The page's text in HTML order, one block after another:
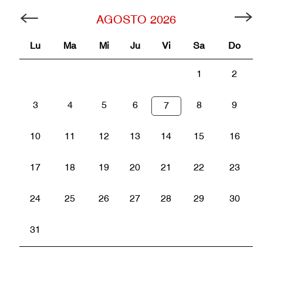
AGOSTO 2026
Lu Ma Mi Ju Vi Sa Do
1 2
3 4 5 6 7 8 9
10 11 12 13 14 15 16
17 18 19 20 21 22 23
24 25 26 27 28 29 30
31